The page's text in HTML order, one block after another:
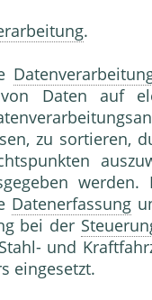
.
Daten auf
zu sortieren,
werden.
Datenerfassung
bei der
und
eingesetzt.